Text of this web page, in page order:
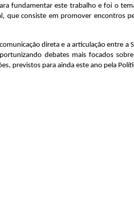
fundamentar este trabalho e foi o
que consiste em promover encontros
direta e a articulação entre
debates mais focados
previstos para ainda este ano pela